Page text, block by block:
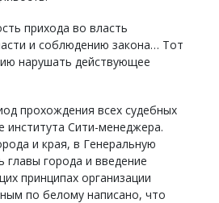
прихода во власть
и соблюдению закона… Тот
нарушать действующее
прохождения всех судебных
института Сити-менеджера.
и края, в Генеральную
главы города и введение
принципах организации
по белому написано, что